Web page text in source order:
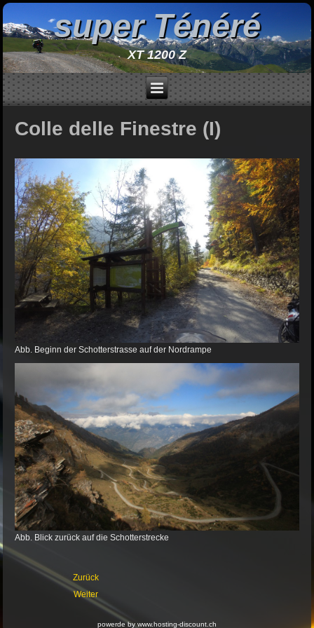
super Ténéré
XT 1200 Z
Colle delle Finestre (I)
Abb. Beginn der Schotterstrasse auf der Nordrampe
Abb. Blick zurück auf die Schotterstrecke
Zurück
Weiter
powerde by www.hosting-discount.ch